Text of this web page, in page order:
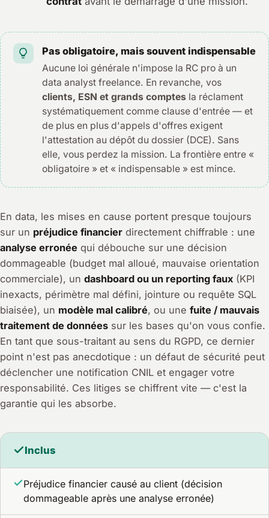
Pas obligatoire, mais souvent indispensable
Aucune loi générale n'impose la RC pro à un
data analyst freelance. En revanche, vos
clients, ESN et grands comptes la réclament
systématiquement comme clause d'entrée — et
de plus en plus d'appels d'offres exigent
l'attestation au dépôt du dossier (DCE). Sans
elle, vous perdez la mission. La frontière entre «
obligatoire » et « indispensable » est mince.
En data, les mises en cause portent presque toujours
sur un préjudice financier directement chiffrable : une
analyse erronée qui débouche sur une décision
dommageable (budget mal alloué, mauvaise orientation
commerciale), un dashboard ou un reporting faux (KPI
inexacts, périmètre mal défini, jointure ou requête SQL
biaisée), un modèle mal calibré, ou une fuite / mauvais
traitement de données sur les bases qu'on vous confie.
En tant que sous-traitant au sens du RGPD, ce dernier
point n'est pas anecdotique : un défaut de sécurité peut
déclencher une notification CNIL et engager votre
responsabilité. Ces litiges se chiffrent vite — c'est la
garantie qui les absorbe.
Inclus
Préjudice financier causé au client (décision
dommageable après une analyse erronée)